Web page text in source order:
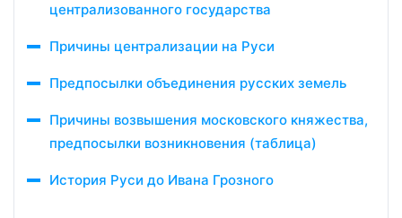
централизованного государства
Причины централизации на Руси
Предпосылки объединения русских земель
Причины возвышения московского княжества,
предпосылки возникновения (таблица)
История Руси до Ивана Грозного